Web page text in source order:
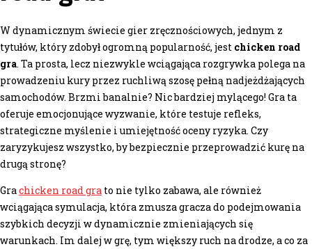
W dynamicznym świecie gier zręcznościowych, jednym z
tytułów, który zdobył ogromną popularność, jest chicken road
gra. Ta prosta, lecz niezwykle wciągająca rozgrywka polega na
prowadzeniu kury przez ruchliwą szosę pełną nadjeżdżających
samochodów. Brzmi banalnie? Nic bardziej mylącego! Gra ta
oferuje emocjonujące wyzwanie, które testuje refleks,
strategiczne myślenie i umiejętność oceny ryzyka. Czy
zaryzykujesz wszystko, by bezpiecznie przeprowadzić kurę na
drugą stronę?
Grachicken road gra to nie tylko zabawa, ale również
wciągająca symulacja, która zmusza gracza do podejmowania
szybkich decyzji w dynamicznie zmieniających się
warunkach. Im dalej w grę, tym większy ruch na drodze, a co za